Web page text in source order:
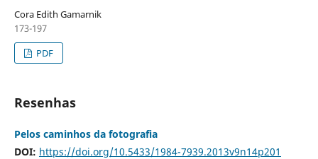
Cora Edith Gamarnik
173-197
PDF
Resenhas
Pelos caminhos da fotografia
DOI: https://doi.org/10.5433/1984-7939.2013v9n14p201